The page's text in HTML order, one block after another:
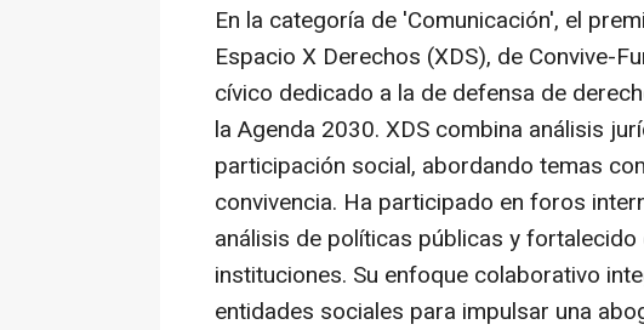
En la categoría de 'Comunicación', el
Espacio X Derechos (XDS), de Convive-
cívico dedicado a la de defensa de
la Agenda 2030. XDS combina análisis
participación social, abordando temas
convivencia. Ha participado en foros
análisis de políticas públicas y
instituciones. Su enfoque colaborativo
entidades sociales para impulsar una